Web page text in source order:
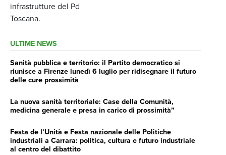
infrastrutture del Pd
Toscana.
ULTIME NEWS
Sanità pubblica e territorio: il Partito democratico si
riunisce a Firenze lunedì 6 luglio per ridisegnare il futuro
delle cure prossimità
La nuova sanità territoriale: Case della Comunità,
medicina generale e presa in carico di prossimità”
Festa de l’Unità e Festa nazionale delle Politiche
industriali a Carrara: politica, cultura e futuro industriale
al centro del dibattito